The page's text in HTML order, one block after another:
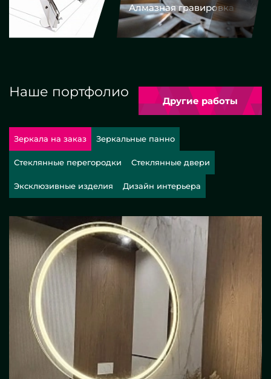
Алмазная гравировка
Наше портфолио
Другие работы
Зеркала на заказ Зеркальные панно
Стеклянные перегородки Стеклянные двери
Эксклюзивные изделия Дизайн интерьера